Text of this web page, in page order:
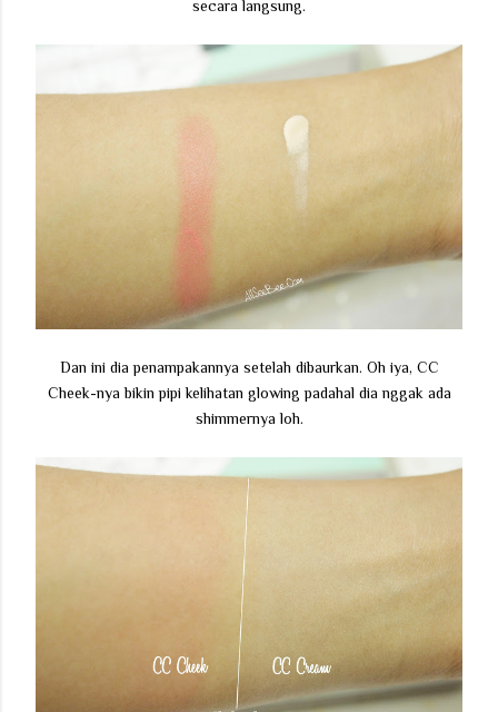
secara langsung.
Dan ini dia penampakannya setelah dibaurkan. Oh iya, CC
Cheek-nya bikin pipi kelihatan glowing padahal dia nggak ada
shimmernya loh.